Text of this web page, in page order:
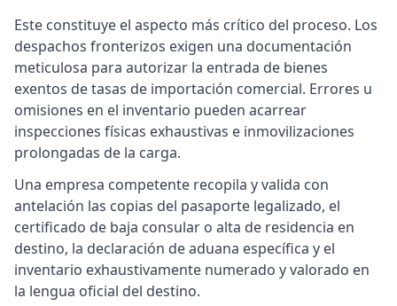
Este constituye el aspecto más crítico del proceso. Los
despachos fronterizos exigen una documentación
meticulosa para autorizar la entrada de bienes
exentos de tasas de importación comercial. Errores u
omisiones en el inventario pueden acarrear
inspecciones físicas exhaustivas e inmovilizaciones
prolongadas de la carga.
Una empresa competente recopila y valida con
antelación las copias del pasaporte legalizado, el
certificado de baja consular o alta de residencia en
destino, la declaración de aduana específica y el
inventario exhaustivamente numerado y valorado en
la lengua oficial del destino.